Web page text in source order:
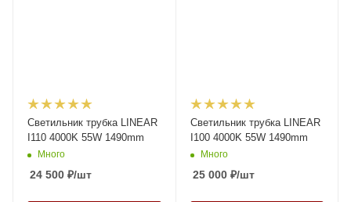
Светильник трубка LINEAR
I110 4000K 55W 1490mm
Много
24 500 ₽/шт
Светильник трубка LINEAR
I100 4000K 55W 1490mm
Много
25 000₽/шт